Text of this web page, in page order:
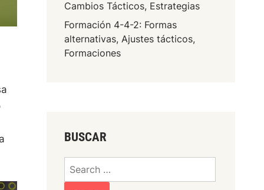
Cambios Tácticos, Estrategias
Formación 4-4-2: Formas
alternativas, Ajustes tácticos,
Formaciones
BUSCAR
Search